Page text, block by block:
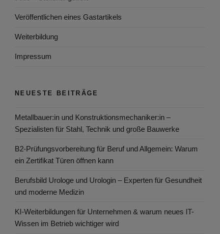
Veröffentlichen eines Gastartikels
Weiterbildung
Impressum
NEUESTE BEITRÄGE
Metallbauer:in und Konstruktionsmechaniker:in –
Spezialisten für Stahl, Technik und große Bauwerke
B2-Prüfungsvorbereitung für Beruf und Allgemein: Warum
ein Zertifikat Türen öffnen kann
Berufsbild Urologe und Urologin – Experten für Gesundheit
und moderne Medizin
KI-Weiterbildungen für Unternehmen & warum neues IT-
Wissen im Betrieb wichtiger wird